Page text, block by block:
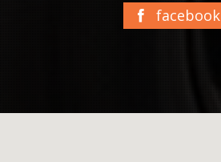
facebook